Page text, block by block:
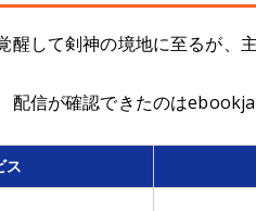
醒して剣神の境地に至るが、
配信が確認できたのは
ス